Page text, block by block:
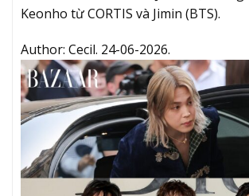
Keonho từ CORTIS và Jimin (BTS).
Author: Cecil. 24-06-2026.